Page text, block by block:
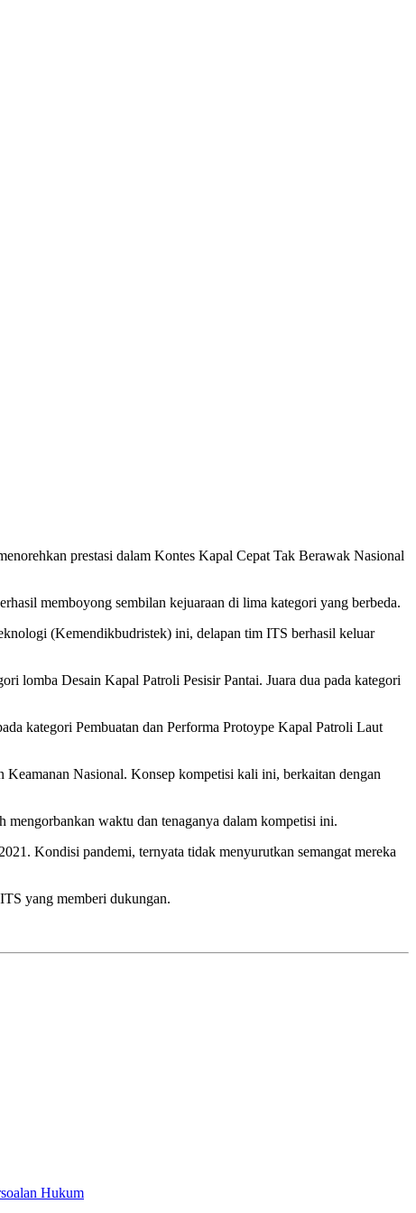
prestasi dalam Kontes Kapal Cepat Tak Berawak Nasional
memboyong sembilan kejuaraan di lima kategori yang berbeda.
(Kemendikbudristek) ini, delapan tim ITS berhasil keluar
lomba Desain Kapal Patroli Pesisir Pantai. Juara dua pada kategori
kategori Pembuatan dan Performa Protoype Kapal Patroli Laut
Nasional. Konsep kompetisi kali ini, berkaitan dengan
waktu dan tenaganya dalam kompetisi ini.
Kondisi pandemi, ternyata tidak menyurutkan semangat mereka
yang memberi dukungan.
Hukum